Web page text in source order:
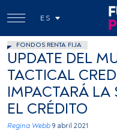
ES
FONDOS RENTA FIJA
UPDATE DEL
TACTICAL
IMPACTARÁ LA
EL CRÉDITO
Regina Webb 9 abril 2021